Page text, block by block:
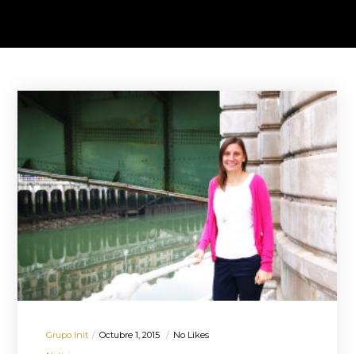
Grupo Init Octubre 1, 2015
No Likes